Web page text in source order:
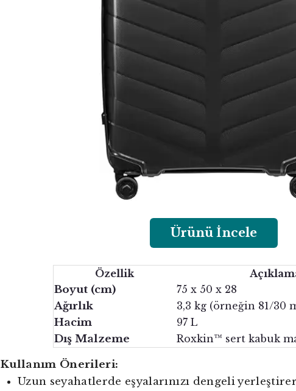
Ürünü İncele
Özellik
Boyut (cm) 75 x 50 x 28
Ağırlık 3,3 kg (örneğin 81/30
Hacim 97 L
Dış Malzeme Roxkin™ sert kabuk
Kullanım Önerileri:
Uzun seyahatlerde eşyalarınızı dengeli